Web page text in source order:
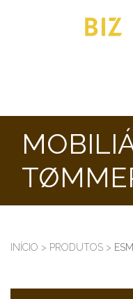
INÍCIO > PRODUTOS >